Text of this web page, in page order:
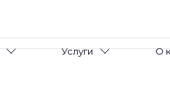
Услуги О